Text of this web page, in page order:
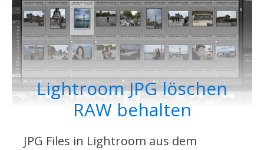
Lightroom JPG löschen
RAW behalten
JPG Files in Lightroom aus dem